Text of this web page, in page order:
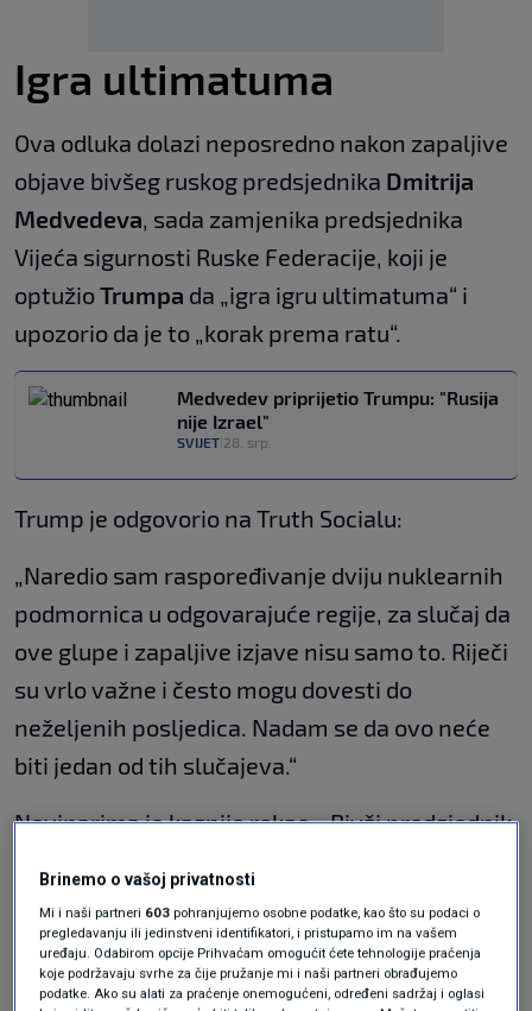
Igra ultimatuma
Ova odluka dolazi neposredno nakon zapaljive
objave bivšeg ruskog predsjednika Dmitrija
Medvedeva, sada zamjenika predsjednika
Vijeća sigurnosti Ruske Federacije, koji je
optužioTrumpa da „igra igru ultimatuma“ i
upozorio da je to „korak prema ratu“.
Medvedev priprijetio Trumpu: "Rusija
nije Izrael"
SVIJET 28. srp.
Trump je odgovorio na Truth Socialu:
„Naredio sam raspoređivanje dviju nuklearnih
podmornica u odgovarajuće regije, za slučaj da
ove glupe i zapaljive izjave nisu samo to. Riječi
su vrlo važne i često mogu dovesti do
neželjenih posljedica. Nadam se da ovo neće
biti jedan od tih slučajeva.“
Novinarima je kasnije rekao: „Bivši predsjednik
narod", prenosi
Today’s Russian papers dismiss Donald Trump’s
announcement on moving nuclear submarines closer to
Brinemo o vašoj privatnosti
Mi i naši partneri 603 pohranjujemo osobne podatke, kao što su podaci o
pregledavanju ili jedinstveni identifikatori, i pristupamo im na vašem
uređaju. Odabirom opcije Prihvaćam omogućit ćete tehnologije praćenja
koje podržavaju svrhe za čije pružanje mi i naši partneri obrađujemo
podatke. Ako su alati za praćenje onemogućeni, određeni sadržaj i oglasi